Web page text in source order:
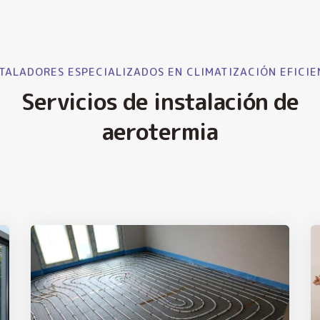
ESPECIALIZADOS EN CLIMATIZACIÓN
Servicios de instalación de
aerotermia